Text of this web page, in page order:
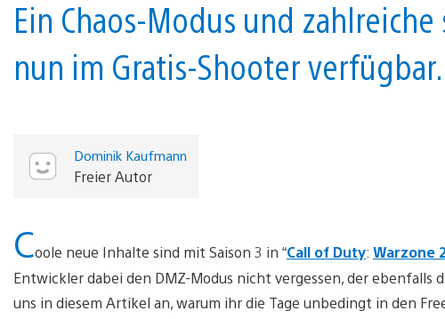
Ein Chaos-Modus und
nun im Gratis-Shooter verfügbar.
Dominik Kaufmann
Freier Autor
Coole neue Inhalte sind mit Saison 3 in “Call of Duty: Warzone
Entwickler dabei den DMZ-Modus nicht vergessen, der ebenfalls
uns in diesem Artikel an, warum ihr die Tage unbedingt in den